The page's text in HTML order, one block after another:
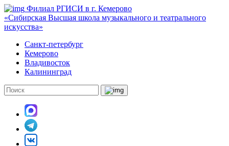
Филиал РГИСИ в г. Кемерово
«Сибирская Высшая школа музыкального и театрального
искусства»
Санкт-петербург
Кемерово
Владивосток
Калининград